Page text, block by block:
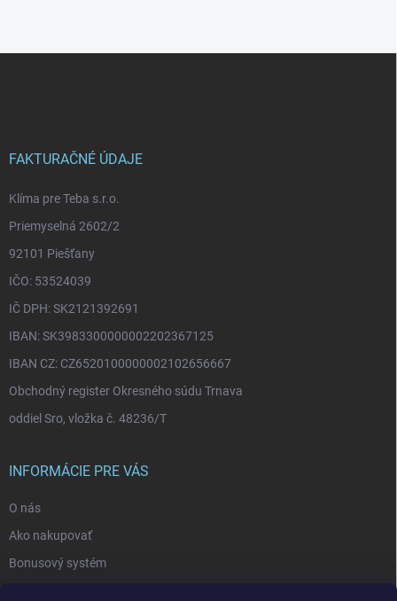
FAKTURAČNÉ ÚDAJE
Klíma pre Teba s.r.o.
Priemyselná 2602/2
92101 Piešťany
IČO: 53524039
IČ DPH: SK2121392691
IBAN: SK3983300000002202367125
IBAN CZ: CZ6520100000002102656667
Obchodný register Okresného súdu Trnava
oddiel Sro, vložka č. 48236/T
INFORMÁCIE PRE VÁS
O nás
Ako nakupovať
Bonusový systém